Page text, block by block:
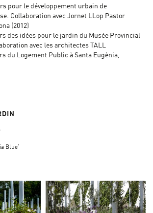
pour le développement urbain de
Collaboration avec Jornet LLop Pastor
(2012)
des idées pour le jardin du Musée Provincial
avec les architectes TALL
du Logement Public à Santa Eugènia,
Blue’